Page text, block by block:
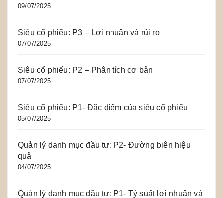
09/07/2025
Siêu cổ phiếu: P3 – Lợi nhuận và rủi ro
07/07/2025
Siêu cổ phiếu: P2 – Phân tích cơ bản
07/07/2025
Siêu cổ phiếu: P1- Đặc điểm của siêu cổ phiếu
05/07/2025
Quản lý danh mục đầu tư: P2- Đường biên hiệu
quả
04/07/2025
Quản lý danh mục đầu tư: P1- Tỷ suất lợi nhuận và